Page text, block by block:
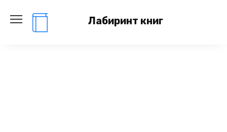
содержанию
Лабиринт книг